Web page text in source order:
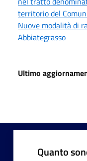
territorio del
Nuove modalità di
Abbiategrasso
Ultimo
Quanto